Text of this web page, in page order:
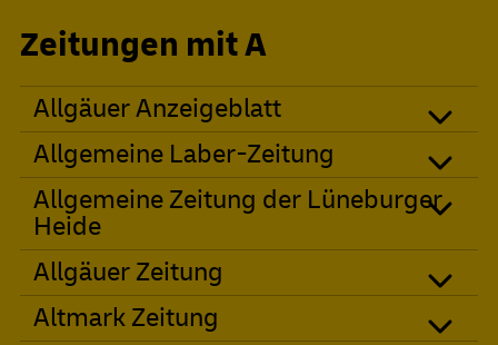
Zeitungen mit A
Allgäuer Anzeigeblatt
Allgemeine Laber-Zeitung
Allgemeine Zeitung der Lüneburger
Heide
Allgäuer Zeitung
Altmark Zeitung